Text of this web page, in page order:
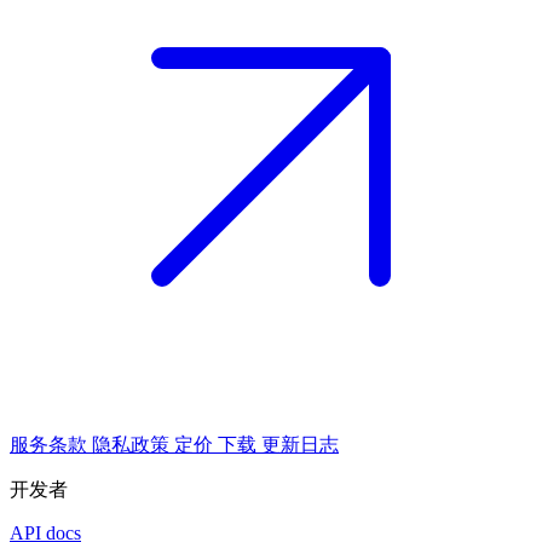
服务条款 隐私政策 定价 下载 更新日志
开发者
API docs